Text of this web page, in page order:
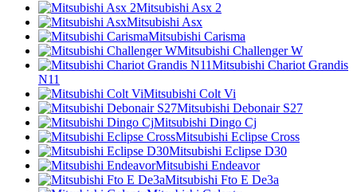
Mitsubishi Asx 2
Mitsubishi Asx
Mitsubishi Carisma
Mitsubishi Challenger W
Mitsubishi Chariot Grandis
N11
Mitsubishi Colt Vi
Mitsubishi Debonair S27
Mitsubishi Dingo Cj
Mitsubishi Eclipse Cross
Mitsubishi Eclipse D30
Mitsubishi Endeavor
Mitsubishi Fto E De3a